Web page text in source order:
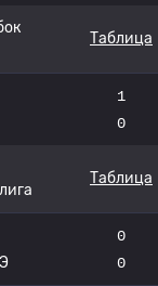
Таблица
1
0
Таблица
0
0